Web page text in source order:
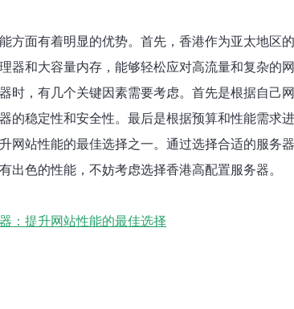
方面有着明显的优势。首先，香港作为亚太地区
器和大容量内存，能够轻松应对高流量和复杂的
时，有几个关键因素需要考虑。首先是根据自
的稳定性和安全性。最后是根据预算和性能需求
网站性能的最佳选择之一。通过选择合适的服务
出色的性能，不妨考虑选择香港高配置服务器。
：提升网站性能的最佳选择